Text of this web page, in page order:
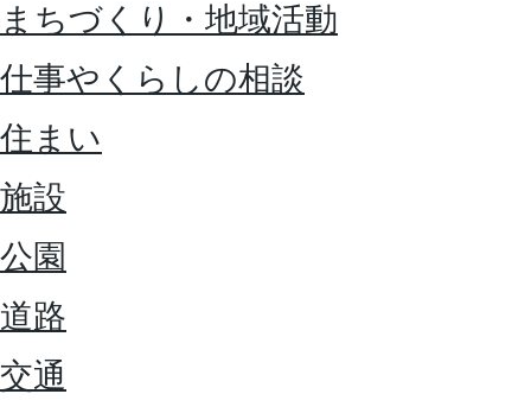
まちづくり・地域活動
仕事やくらしの相談
住まい
施設
公園
道路
交通